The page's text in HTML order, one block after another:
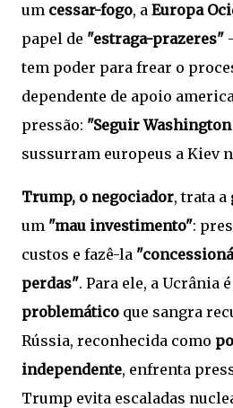
um cessar-fogo, a Europa
papel de "estraga-prazeres"
tem poder para frear o
dependente de apoio
pressão: "Seguir
sussurram europeus a Kiev
Trump, o negociador, trata a
um "mau investimento":
custos e fazê-la
perdas". Para ele, a Ucrânia
problemático que sangra
Rússia, reconhecida como
independente, enfrenta
Trump evita escaladas